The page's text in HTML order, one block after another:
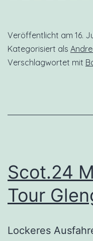
Veröffentlicht am 16.
Kategorisiert als
Verschlagwortet mit
Scot.24
Tour
Lockeres